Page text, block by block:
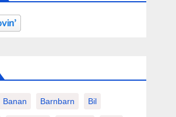
Banan Barnbarn Bil